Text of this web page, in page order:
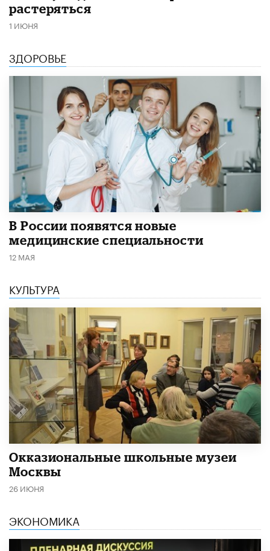
растеряться
1 ИЮНЯ
ЗДОРОВЬЕ
В России появятся новые
медицинские специальности
12 МАЯ
КУЛЬТУРА
​Окказиональные школьные музеи
Москвы
26 ИЮНЯ
ЭКОНОМИКА